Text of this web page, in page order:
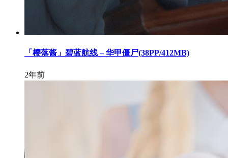
「樱落酱」碧蓝航线 – 华甲僵尸(38PP/412MB)
2年前